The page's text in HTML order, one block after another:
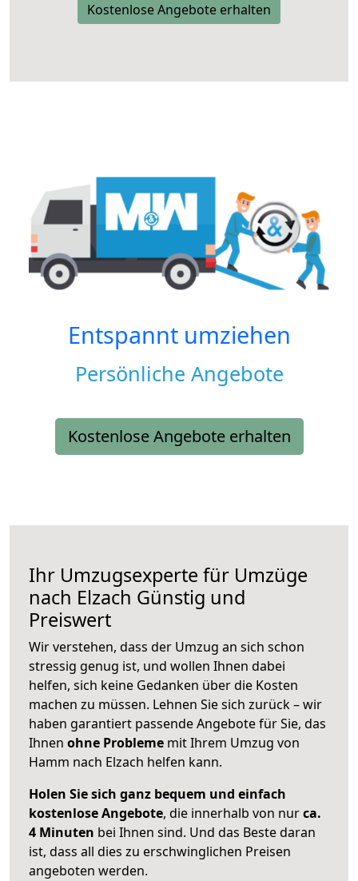
Kostenlose Angebote erhalten
Entspannt umziehen
Persönliche Angebote
Kostenlose Angebote erhalten
Ihr Umzugsexperte für Umzüge
nach Elzach Günstig und
Preiswert
Wir verstehen, dass der Umzug an sich schon
stressig genug ist, und wollen Ihnen dabei
helfen, sich keine Gedanken über die Kosten
machen zu müssen. Lehnen Sie sich zurück – wir
haben garantiert passende Angebote für Sie, das
Ihnen ohne Probleme mit Ihrem Umzug von
Hamm nach Elzach helfen kann.
Holen Sie sich ganz bequem und einfach
kostenlose Angebote, die innerhalb von nurca.
4 Minuten bei Ihnen sind. Und das Beste daran
ist, dass all dies zu erschwinglichen Preisen
angeboten werden.